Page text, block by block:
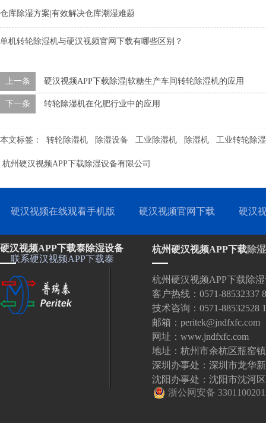
仓库除湿方案|有效解决仓库潮湿难题
单机转轮除湿机与硬汉视频官网下载有哪些区别？
上一条 硬汉视频APP下载除湿|软糖生产车间转轮除湿机的应用
下一条 转轮除湿机在化肥行业中的应用
本文标签： 转轮除湿机 除湿设备 工业除湿机 除湿机 工业转轮除
杭州硬汉视频APP下载除湿设备有限公司
硬汉视频在线观看手机版 硬汉视频官网下载 硬汉
联系硬汉视频APP下载泰
硬汉视频APP下载泰除湿设备 杭州硬汉视频APP下载除
杭州硬汉视频APP下载
客户热线：0571-88532337
技术咨询：0571-88532528
邮箱：peritek@jndfxfc.com
网址：www.jndfxfc.com
地址：杭州市余杭区瓶窑
深圳办事处：深圳市龙华
沈阳办事处：沈阳市沈河
浙公网安备